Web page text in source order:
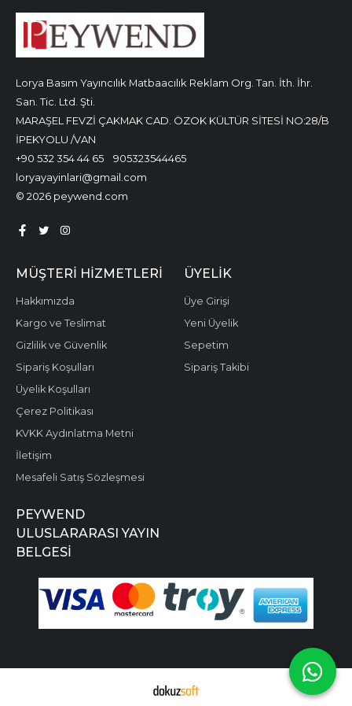
Lorya Basım Yayıncılık Matbaacılık Reklam Org. Tan. İth. İhr.
San. Tic. Ltd. Şti.
MARAŞEL FEVZİ ÇAKMAK CAD. ÖZOK KÜLTÜR SİTESİ NO:28/B
İPEKYOLU /VAN
+90 532 354 44 65
905323544465
loryayayinlari@gmail.com
© 2026 peywend.com
MÜŞTERI HIZMETLERI
Hakkımızda
Kargo ve Teslimat
Gizlilik ve Güvenlik
Sipariş Koşulları
Üyelik Koşulları
Çerez Politikası
KVKK Aydınlatma Metni
İletişim
Mesafeli Satış Sözleşmesi
ÜYELIK
Üye Girişi
Yeni Üyelik
Sepetim
Sipariş Takibi
PEYWEND
ULUSLARARASI YAYIN
BELGESİ